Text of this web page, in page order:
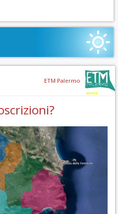
ETM Palermo